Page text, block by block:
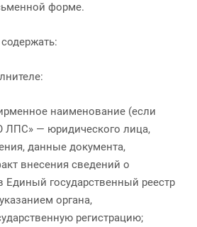
форме.
наименование (если
ЛПС» — юридического лица,
данные документа,
внесения сведений о
государственный реестр
органа,
регистрацию;